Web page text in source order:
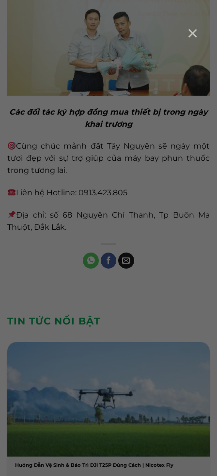
×
Các đối tác ký hợp đồng mua thiết bị trong ngày
khai trương
Cùng chúc mảnh đất Tây Nguyên sẽ ngày một
tươi đẹp với sự trợ giúp của máy bay phun thuốc
trong tương lai.
Liên hệ Hotline: 0913.423.805
Địa chỉ: số 68 Nguyên Chí Thanh, Tp Buôn Ma
Thuột, Đắk Lắk.
TIN TỨC NỔI BẬT
Hướng Dẫn Vệ Sinh & Bảo Trì DJI T25P Đúng Cách | Nicotex Fly